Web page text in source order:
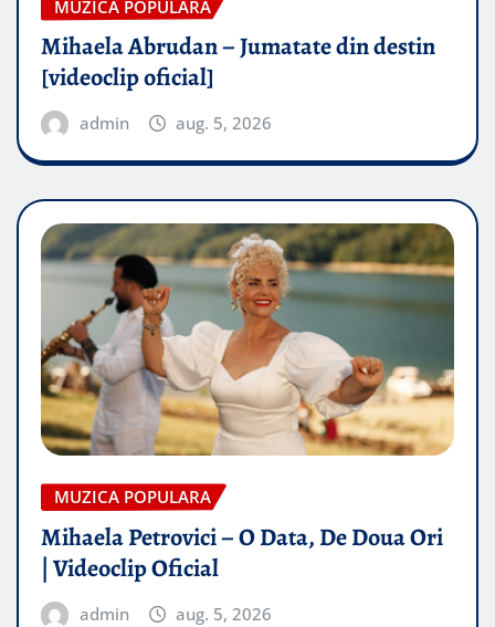
MUZICA POPULARA
Mihaela Abrudan – Jumatate din destin
[videoclip oficial]
admin aug. 5, 2026
MUZICA POPULARA
Mihaela Petrovici – O Data, De Doua Ori
| Videoclip Oficial
admin aug. 5, 2026